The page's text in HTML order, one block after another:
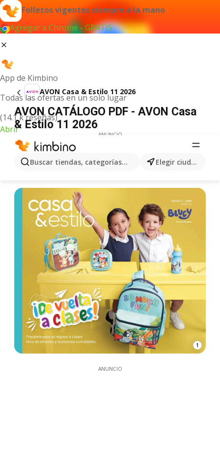
Folletos vigentes siempre a la mano
Agregar a Chrome - GRATIS
App de Kimbino
Todas las ofertas en un solo lugar
(14.1 k reseñas)
Abrir
Buscar tiendas, categorías, productos... Elegir ciudad
AVON Casa & Estilo 11 2026
AVON CATÁLOGO PDF - AVON Casa
& Estilo 11 2026
ANUNCIO
1
ANUNCIO